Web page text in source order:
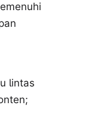
lintas